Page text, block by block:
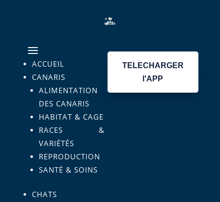
ACCUEIL
CANARIS
ALIMENTATION
DES CANARIS
HABITAT & CAGE
RACES &
VARIÉTÉS
REPRODUCTION
SANTÉ & SOINS
CHATS
TELECHARGER
l'APP